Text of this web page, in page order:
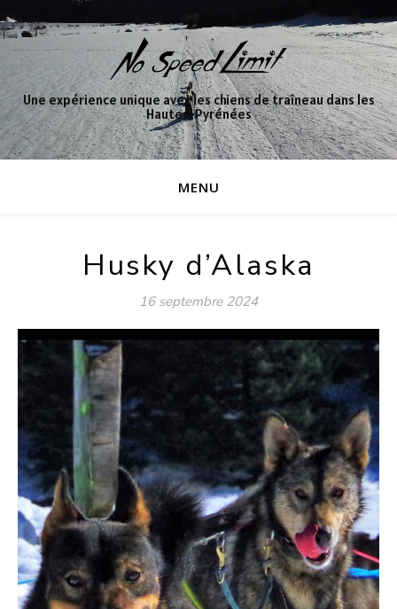
Une expérience unique avec les chiens de traîneau dans les
Hautes-Pyrénées
MENU
Husky d’Alaska
16 septembre 2024